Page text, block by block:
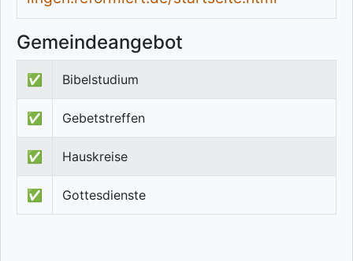
Gemeindeangebot
✅ Bibelstudium
✅ Gebetstreffen
✅ Hauskreise
✅ Gottesdienste